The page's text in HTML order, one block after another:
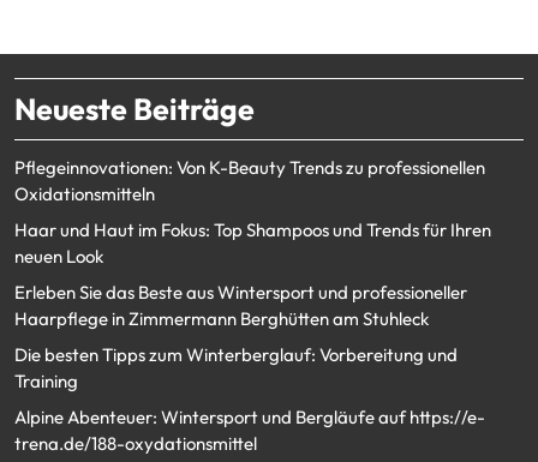
Neueste Beiträge
Pflegeinnovationen: Von K-Beauty Trends zu professionellen
Oxidationsmitteln
Haar und Haut im Fokus: Top Shampoos und Trends für Ihren
neuen Look
Erleben Sie das Beste aus Wintersport und professioneller
Haarpflege in Zimmermann Berghütten am Stuhleck
Die besten Tipps zum Winterberglauf: Vorbereitung und
Training
Alpine Abenteuer: Wintersport und Bergläufe auf https://e-
trena.de/188-oxydationsmittel